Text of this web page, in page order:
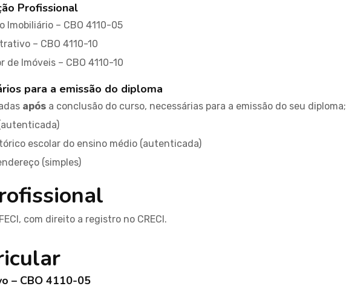
Profissional
Imobiliário – CBO 4110-05
– CBO 4110-10
Imóveis – CBO 4110-10
para a emissão do diploma
após a conclusão do curso, necessárias para a emissão do seu diploma;
escolar do ensino médio (autenticada)
(simples)
com direito a registro no CRECI.
– CBO 4110-05